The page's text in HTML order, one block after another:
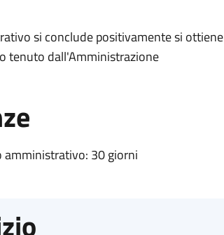
si conclude positivamente si ottiene
tenuto dall'Amministrazione
amministrativo: 30 giorni